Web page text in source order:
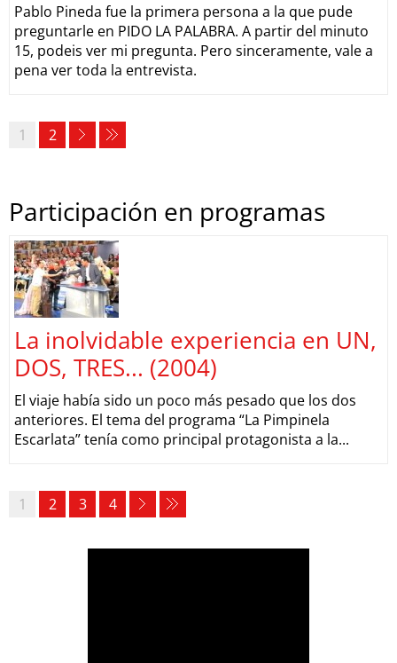
Pablo Pineda fue la primera persona a la que pude
preguntarle en PIDO LA PALABRA. A partir del minuto
15, podeis ver mi pregunta. Pero sinceramente, vale a
pena ver toda la entrevista.
1 2
Participación en programas
La inolvidable experiencia en UN,
DOS, TRES... (2004)
El viaje había sido un poco más pesado que los dos
anteriores. El tema del programa “La Pimpinela
Escarlata” tenía como principal protagonista a la...
1 2 3 4